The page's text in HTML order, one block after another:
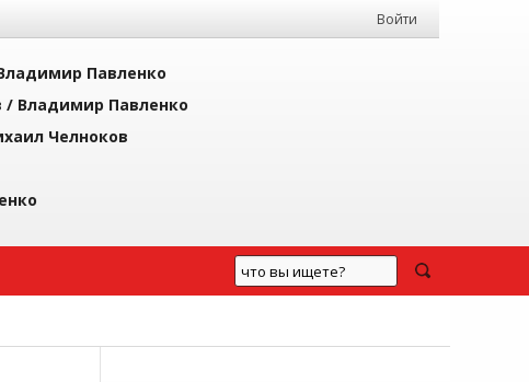
Войти
Павленко
/ Владимир Павленко
Челноков